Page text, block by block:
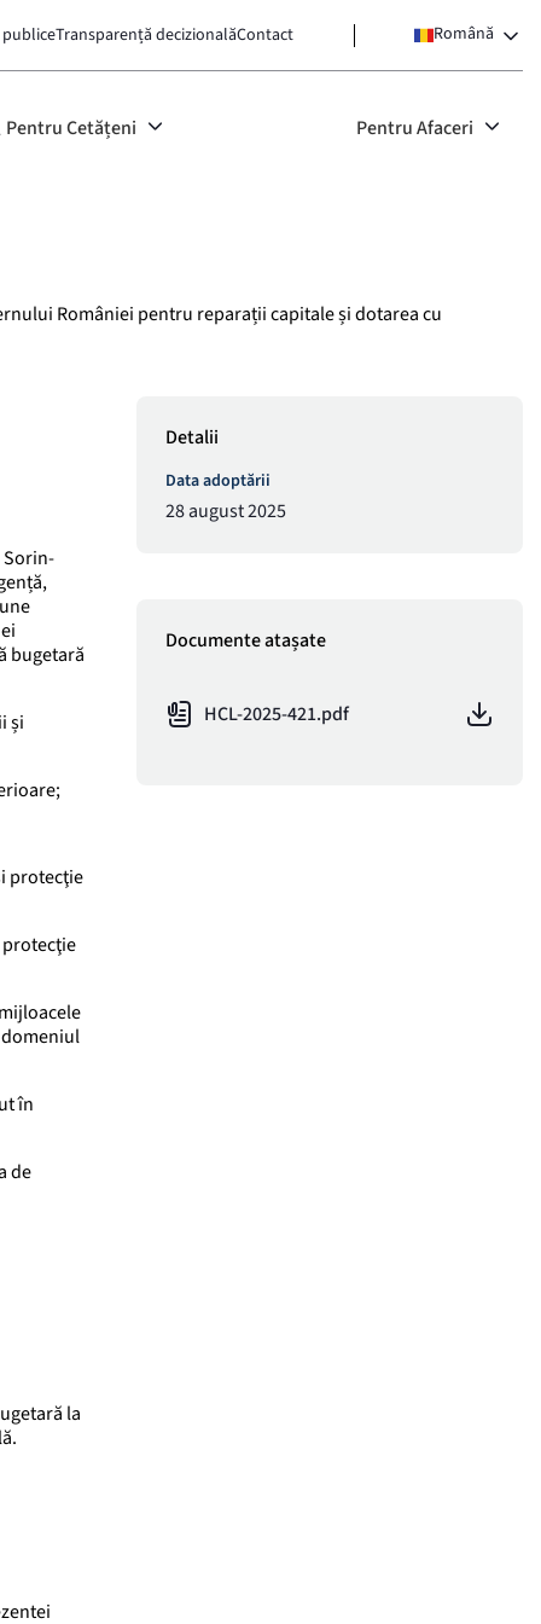
Transparență decizionalăContact Română
Pentru Cetățeni Pentru Afaceri
României pentru reparații capitale și dotarea cu
Sorin-
bugetară
și
protecţie
în
de
la
Detalii
Data adoptării
28 august 2025
Documente atașate
HCL-2025-421.pdf